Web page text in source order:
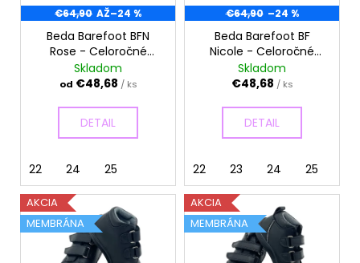
u
r €64,90 AŽ–24 %
Beda Barefoot BFN
Rose - Celoročné
topánky
Skladom
od €48,68 / ks
DETAIL
22 24 25
€64,90 –24 %
Beda Barefoot BF
Nicole - Celoročné
topánky
Skladom
€48,68 / ks
DETAIL
22 23 24 25
AKCIA
MEMBRÁNA
AKCIA
MEMBRÁNA
á
HĽADAŤ